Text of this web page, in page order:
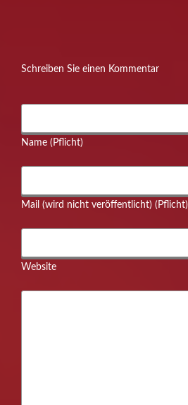
Schreiben Sie einen Kommentar
Name (Pflicht)
Mail (wird nicht veröffentlicht) (Pflicht)
Website